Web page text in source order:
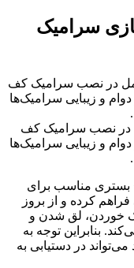
سرامیک
در نصب سرامیک کف
و زیبایی سرامیک‌ها
مناسب برای
کرده و از بروز
خوردن، لق شدن و
بنابراین توجه به
می‌تواند در دستیابی به